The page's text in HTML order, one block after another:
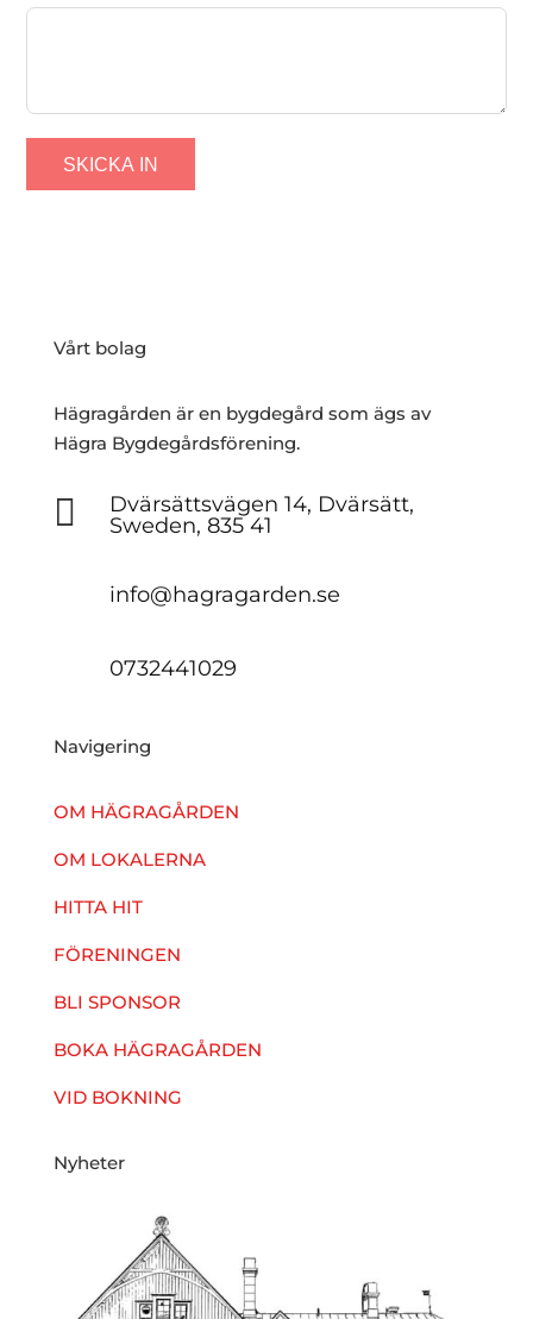
SKICKA IN
Vårt bolag
Hägragården är en bygdegård som ägs av
Hägra Bygdegårdsförening.

Dvärsättsvägen 14, Dvärsätt,
Sweden, 835 41
info@hagragarden.se
0732441029
Navigering
OM HÄGRAGÅRDEN
OM LOKALERNA
HITTA HIT
FÖRENINGEN
BLI SPONSOR
BOKA HÄGRAGÅRDEN
VID BOKNING
Nyheter